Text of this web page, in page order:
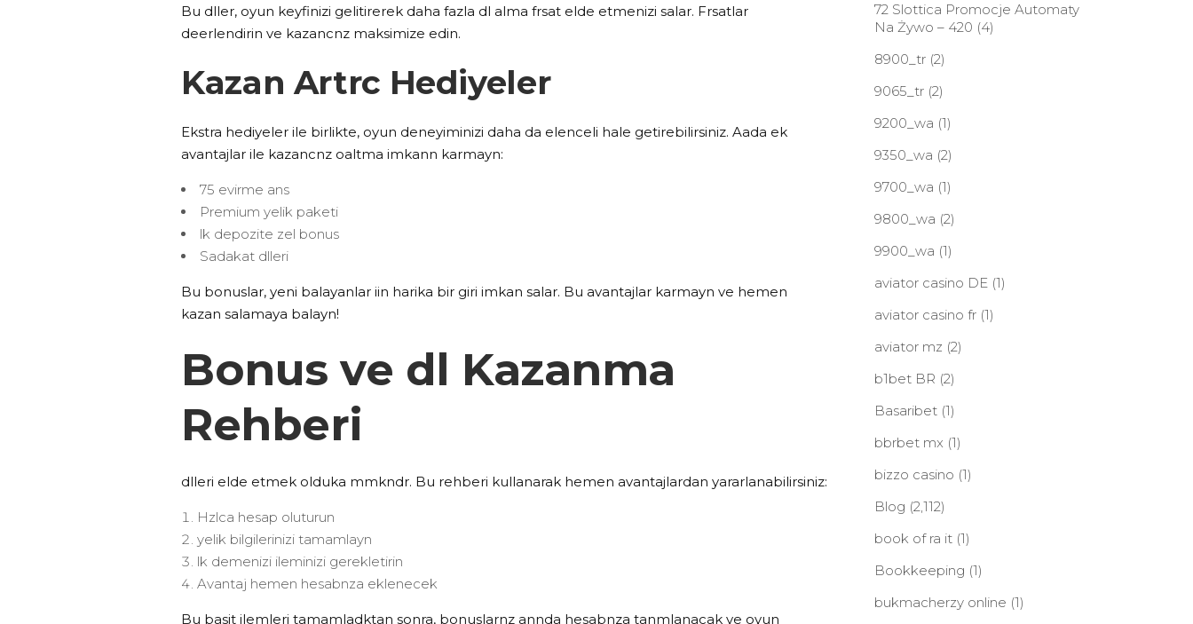
Bu dller, oyun keyfinizi gelitirerek daha fazla dl alma frsat elde etmenizi salar. Frsatlar
deerlendirin ve kazancnz maksimize edin.
Kazan Artrc Hediyeler
Ekstra hediyeler ile birlikte, oyun deneyiminizi daha da elenceli hale getirebilirsiniz. Aada ek
avantajlar ile kazancnz oaltma imkann karmayn:
75 evirme ans
Premium yelik paketi
lk depozite zel bonus
Sadakat dlleri
Bu bonuslar, yeni balayanlar iin harika bir giri imkan salar. Bu avantajlar karmayn ve hemen
kazan salamaya balayn!
Bonus ve dl Kazanma
Rehberi
dlleri elde etmek olduka mmkndr. Bu rehberi kullanarak hemen avantajlardan yararlanabilirsiniz:
Hzlca hesap oluturun
yelik bilgilerinizi tamamlayn
lk demenizi ileminizi gerekletirin
Avantaj hemen hesabnza eklenecek
Bu basit ilemleri tamamladktan sonra, bonuslarnz annda hesabnza tanmlanacak ve oyun
72 Slottica Promocje Automaty
Na Żywo – 420 (4)
8900_tr(2)
9065_tr(2)
9200_wa (1)
9350_wa (2)
9700_wa (1)
9800_wa (2)
9900_wa (1)
aviator casino DE(1)
aviator casino fr(1)
aviator mz (2)
b1bet BR (2)
Basaribet(1)
bbrbet mx (1)
bizzo casino (1)
Blog (2,112)
book of ra it(1)
Bookkeeping (1)
bukmacherzy online (1)